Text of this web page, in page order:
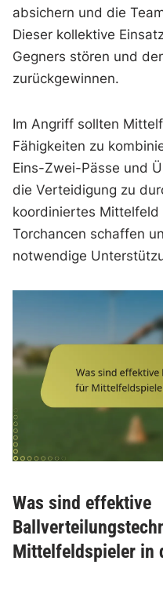
absichern und die
Dieser kollektive
Gegners stören und
zurückgewinnen.
Im Angriff sollten
Fähigkeiten zu
Eins-Zwei-Pässe und
die Verteidigung zu
koordiniertes Mittelfeld
Torchancen schaffen
notwendige
Was sind effektive
Mittelfeldspieler in